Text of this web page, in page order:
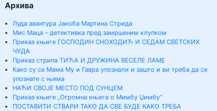
Архива
Луда авантура Јакоба Мартина Стрида
Мис Маца – детективка пред замршеним клупком
Приказ књиге ГОСПОДИН СНОХОДИЋ И СЕДАМ СВЕТСКИХ
ЧУДА
Приказ стрипа ТИЋА И ДРУЖИНА ВЕСЕЛЕ ЛАМЕ
Како су се Мама Му и Гавра упознали и зашто и ви треба да се
упознате с њима
НАЋИ СВОЈЕ МЕСТО ПОД СУНЦЕМ
Приказ књиге „Огромна књига о Мимбу Џимбу“
ПОСТАВИТИ СТВАРИ ТАКО ДА СВЕ БУДЕ КАКО ТРЕБА